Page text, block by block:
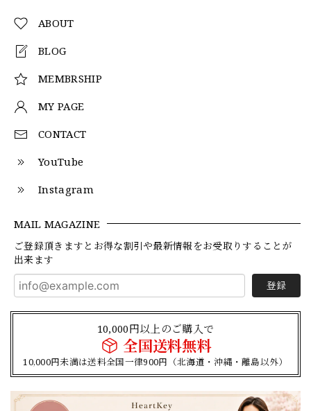
ABOUT
BLOG
MEMBRSHIP
MY PAGE
CONTACT
YouTube
Instagram
MAIL MAGAZINE
ご登録頂きますとお得な割引や最新情報をお受取りすることが
出来ます
登録
10,000円以上のご購入で
全国送料無料
10,000円未満は送料全国一律900円（北海道・沖縄・離島以外）